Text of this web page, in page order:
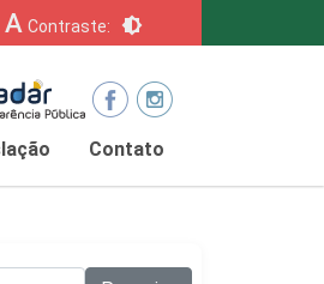
A Contraste: brightness_6
Contato